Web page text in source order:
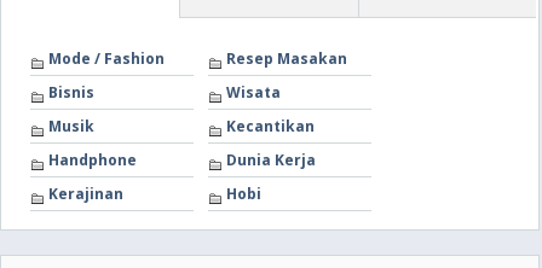
Mode / Fashion
Resep Masakan
Bisnis
Wisata
Musik
Kecantikan
Handphone
Dunia Kerja
Kerajinan
Hobi